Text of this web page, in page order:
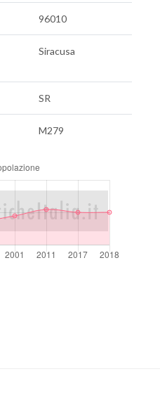
96010
Siracusa
SR
M279